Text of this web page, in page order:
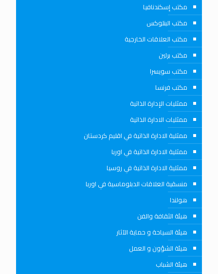
مكتب إسكندنافيا
مكتب البنلوكس
مكتب العلاقات الخارجية
مكتب برلين
مكتب سويسرا
مكتب فرنسا
ممثليات الإدارة الذاتية
ممثليات الادارة الذاتية
ممثلية الادارة الذاتية في اقليم كردستان
ممثلية الادارة الذاتية في اوربا
ممثلية الادارة الذاتية في روسيا
منسقية العلاقات الدبلوماسية في اوربا
هولندا
هيئة الثقافة والفن
هيئة السياحة و حماية الآثار
هيئة الشؤون و العمل
هيئة الشباب